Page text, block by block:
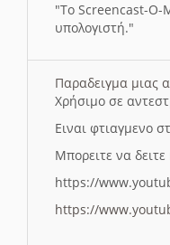
"To Screencast-O-
υπολογιστή."
Παραδειγμα μιας
Χρήσιμο σε
Ειναι φτιαγμενο
Μπορειτε να δειτε
https://
https://